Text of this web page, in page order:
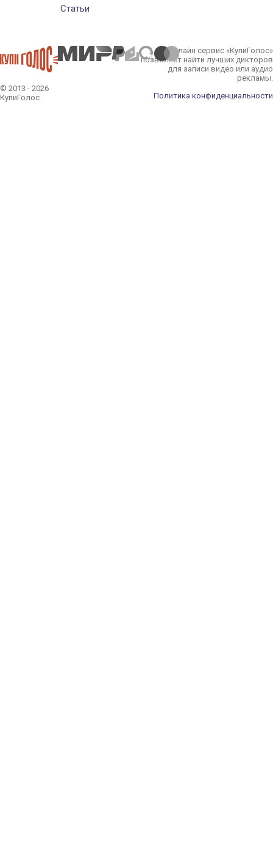
Статьи
© 2013 - 2026
КупиГолос
Онлайн сервис «КупиГолос»
позволяет найти лучших дикторов
для записи видео или аудио
рекламы.
Политика конфиденциальности